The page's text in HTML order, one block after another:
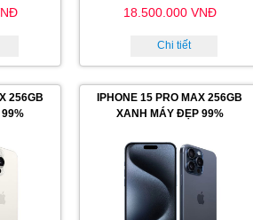
18.500.000 VNĐ
Chi tiết
256GB
99%
IPHONE 15 PRO MAX 256GB
XANH MÁY ĐẸP 99%